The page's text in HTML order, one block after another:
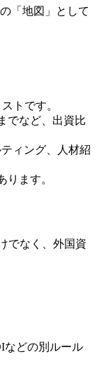
「地図」として
トです。
でなど、出資比
ィング、人材紹
ます。
でなく、外国資
などの別ルール